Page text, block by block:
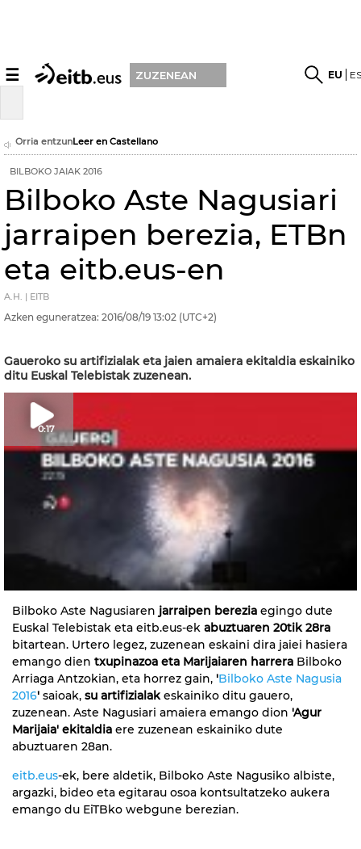
☰ ZUZENEAN EU
Orria entzunLeer en Castellano
BILBOKO JAIAK 2016
Bilboko Aste Nagusiari
jarraipen berezia, ETBn
eta eitb.eus-en
A.H. | EITB
Azken eguneratzea: 2016/08/19 13:02 (UTC+2)
Gaueroko su artifizialak eta jaien amaiera ekitaldia eskainiko
ditu Euskal Telebistak zuzenean.
0:17
Bilboko Aste Nagusiaren jarraipen berezia egingo dute
Euskal Telebistak eta eitb.eus-ek abuztuaren 20tik 28ra
bitartean. Urtero legez, zuzenean eskaini dira jaiei hasiera
emango dien txupinazoa eta Marijaiaren harrera Bilboko
Arriaga Antzokian, eta horrez gain, 'Bilboko Aste Nagusia
2016' saioak, su artifizialakeskainiko ditu gauero,
zuzenean. Aste Nagusiari amaiera emango dion 'Agur
Marijaia' ekitaldia ere zuzenean eskainiko dute
abuztuaren 28an.
eitb.eus-ek, bere aldetik, Bilboko Aste Nagusiko albiste,
argazki, bideo eta egitarau osoa kontsultatzeko aukera
emango du EiTBko webgune berezian.